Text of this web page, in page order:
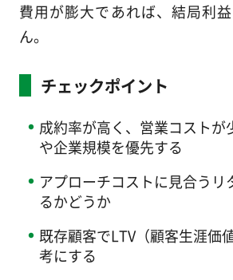
費用が膨大であれば、結局利
ん。
チェックポイント
成約率が高く、営業コストが
や企業規模を優先する
アプローチコストに見合うリ
るかどうか
既存顧客でLTV（顧客生涯価
考にする